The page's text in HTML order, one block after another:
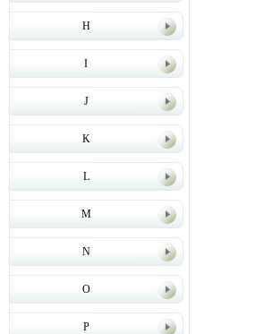
H
I
J
K
L
M
N
O
P